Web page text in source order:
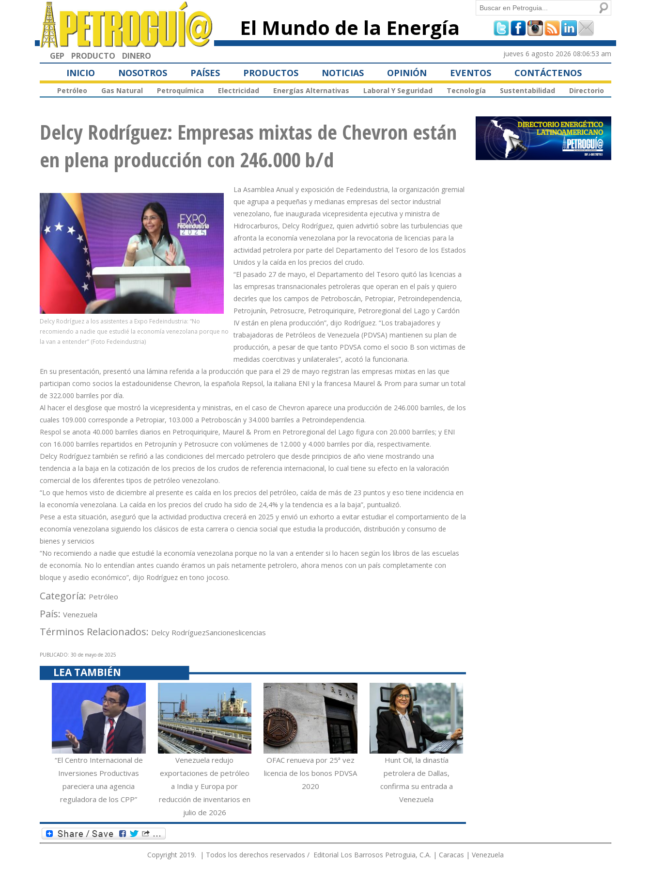
principal
El Mundo de la Energía
Formulario de
búsqueda
Buscar
GEP PRODUCTO DINERO jueves 6 agosto 2026 08:06:53 am
INICIO NOSOTROS PAÍSES PRODUCTOS NOTICIAS OPINIÓN EVENTOS CONTÁCTENOS
Petróleo Gas Natural Petroquímica Electricidad Energías Alternativas Laboral Y Seguridad Tecnología Sustentabilidad Directorio
Delcy Rodríguez: Empresas mixtas de Chevron están
en plena producción con 246.000 b/d
Delcy Rodríguez a los asistentes a Expo Fedeindustria: “No
recomiendo a nadie que estudié la economía venezolana porque no
la van a entender” (Foto Fedeindustria)
La Asamblea Anual y exposición de Fedeindustria, la organización gremial
que agrupa a pequeñas y medianas empresas del sector industrial
venezolano, fue inaugurada vicepresidenta ejecutiva y ministra de
Hidrocarburos, Delcy Rodríguez, quien advirtió sobre las turbulencias que
afronta la economía venezolana por la revocatoria de licencias para la
actividad petrolera por parte del Departamento del Tesoro de los Estados
Unidos y la caída en los precios del crudo.
“El pasado 27 de mayo, el Departamento del Tesoro quitó las licencias a
las empresas transnacionales petroleras que operan en el país y quiero
decirles que los campos de Petroboscán, Petropiar, Petroindependencia,
Petrojunín, Petrosucre, Petroquiriquire, Petroregional del Lago y Cardón
IV están en plena producción”, dijo Rodríguez. “Los trabajadores y
trabajadoras de Petróleos de Venezuela (PDVSA) mantienen su plan de
producción, a pesar de que tanto PDVSA como el socio B son victimas de
medidas coercitivas y unilaterales”, acotó la funcionaria.
En su presentación, presentó una lámina referida a la producción que para el 29 de mayo registran las empresas mixtas en las que
participan como socios la estadounidense Chevron, la española Repsol, la italiana ENI y la francesa Maurel & Prom para sumar un total
de 322.000 barriles por día.
Al hacer el desglose que mostró la vicepresidenta y ministras, en el caso de Chevron aparece una producción de 246.000 barriles, de los
cuales 109.000 corresponde a Petropiar, 103.000 a Petroboscán y 34.000 barriles a Petroindependencia.
Respol se anota 40.000 barriles diarios en Petroquiriquire, Maurel & Prom en Petroregional del Lago figura con 20.000 barriles; y ENI
con 16.000 barriles repartidos en Petrojunín y Petrosucre con volúmenes de 12.000 y 4.000 barriles por día, respectivamente.
Delcy Rodríguez también se refirió a las condiciones del mercado petrolero que desde principios de año viene mostrando una
tendencia a la baja en la cotización de los precios de los crudos de referencia internacional, lo cual tiene su efecto en la valoración
comercial de los diferentes tipos de petróleo venezolano.
“Lo que hemos visto de diciembre al presente es caída en los precios del petróleo, caída de más de 23 puntos y eso tiene incidencia en
la economía venezolana. La caída en los precios del crudo ha sido de 24,4% y la tendencia es a la baja”, puntualizó.
Pese a esta situación, aseguró que la actividad productiva crecerá en 2025 y envió un exhorto a evitar estudiar el comportamiento de la
economía venezolana siguiendo los clásicos de esta carrera o ciencia social que estudia la producción, distribución y consumo de
bienes y servicios
“No recomiendo a nadie que estudié la economía venezolana porque no la van a entender si lo hacen según los libros de las escuelas
de economía. No lo entendían antes cuando éramos un país netamente petrolero, ahora menos con un país completamente con
bloque y asedio económico”, dijo Rodríguez en tono jocoso.
Categoría: Petróleo
País: Venezuela
Términos Relacionados: Delcy RodríguezSancioneslicencias
PUBLICADO: 30 de mayo de 2025
LEA TAMBIÉN
“El Centro Internacional de
Inversiones Productivas
pareciera una agencia
reguladora de los CPP”
Venezuela redujo
exportaciones de petróleo
a India y Europa por
reducción de inventarios en
julio de 2026
OFAC renueva por 25ª vez
licencia de los bonos PDVSA
2020
Hunt Oil, la dinastía
petrolera de Dallas,
confirma su entrada a
Venezuela
Copyright 2019. | Todos los derechos reservados / Editorial Los Barrosos Petroguia, C.A. | Caracas | Venezuela